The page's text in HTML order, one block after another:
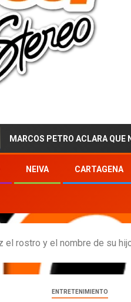
PETRO ACLARA QUE NO TUVO
NEIVA CARTAGENA
el rostro y el nombre de su
ENTRETENIMIENTO